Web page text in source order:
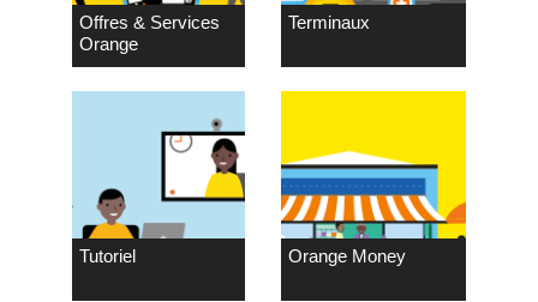
Offres & Services
Orange
Terminaux
Tutoriel Orange Money